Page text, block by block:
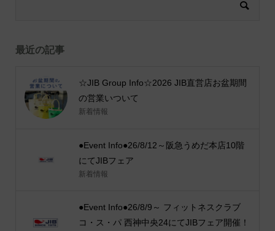
最近の記事
☆JIB Group Info☆2026 JIB直営店お盆期間
の営業いついて
新着情報
●Event Info●26/8/12～阪急うめだ本店10階
にてJIBフェア
新着情報
●Event Info●26/8/9～ フィットネスクラブ
コ・ス・パ 西神中央24にてJIBフェア開催！